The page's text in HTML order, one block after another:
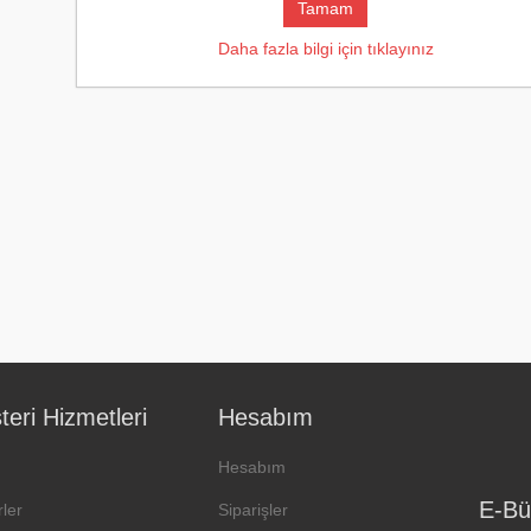
Hizmetleri Hesabım
Hesabım
Siparişler E-
Tamam
Daha fazla bilgi için tıklayınız